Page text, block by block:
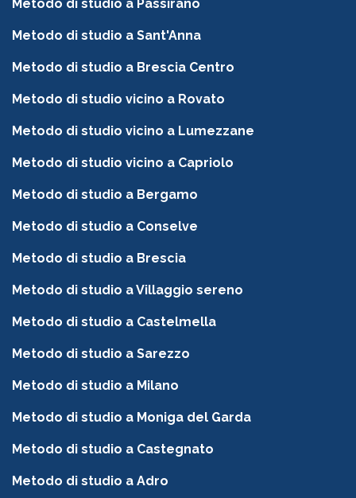
Metodo di studio a Passirano
Metodo di studio a Sant'Anna
Metodo di studio a Brescia Centro
Metodo di studio vicino a Rovato
Metodo di studio vicino a Lumezzane
Metodo di studio vicino a Capriolo
Metodo di studio a Bergamo
Metodo di studio a Conselve
Metodo di studio a Brescia
Metodo di studio a Villaggio sereno
Metodo di studio a Castelmella
Metodo di studio a Sarezzo
Metodo di studio a Milano
Metodo di studio a Moniga del Garda
Metodo di studio a Castegnato
Metodo di studio a Adro